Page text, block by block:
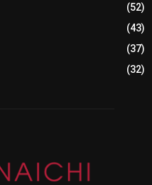
(52)
(43)
(37)
(32)